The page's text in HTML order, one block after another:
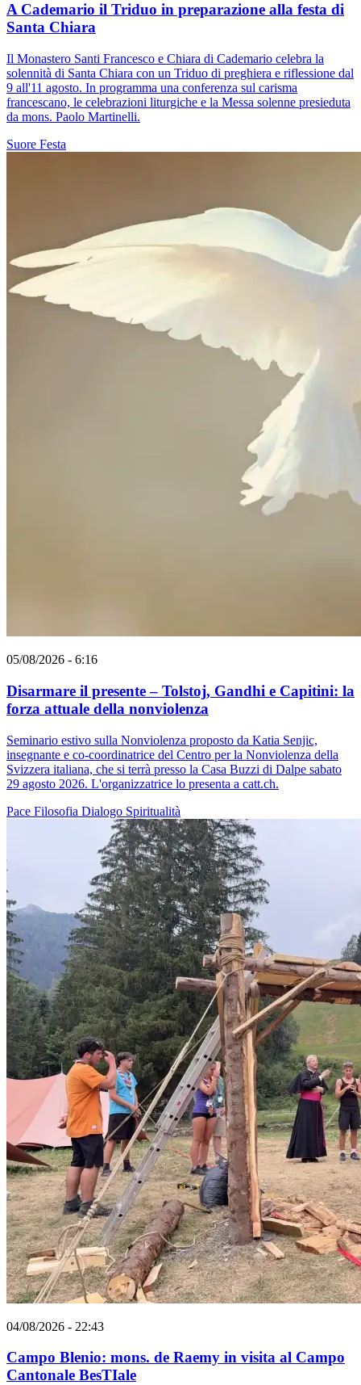
A Cademario il Triduo in preparazione alla festa di
Santa Chiara
Il Monastero Santi Francesco e Chiara di Cademario celebra la
solennità di Santa Chiara con un Triduo di preghiera e riflessione dal
9 all'11 agosto. In programma una conferenza sul carisma
francescano, le celebrazioni liturgiche e la Messa solenne presieduta
da mons. Paolo Martinelli.
Suore Festa
05/08/2026 - 6:16
Disarmare il presente – Tolstoj, Gandhi e Capitini: la
forza attuale della nonviolenza
Seminario estivo sulla Nonviolenza proposto da Katia Senjic,
insegnante e co-coordinatrice del Centro per la Nonviolenza della
Svizzera italiana, che si terrà presso la Casa Buzzi di Dalpe sabato
29 agosto 2026. L'organizzatrice lo presenta a catt.ch.
Pace Filosofia Dialogo Spiritualità
04/08/2026 - 22:43
Campo Blenio: mons. de Raemy in visita al Campo
Cantonale BesTIale